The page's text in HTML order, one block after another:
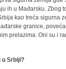
ih u Mađarsku. Zbog
kao treća sigurna
granice,
prelazima. Oni su i
u Srbiji?